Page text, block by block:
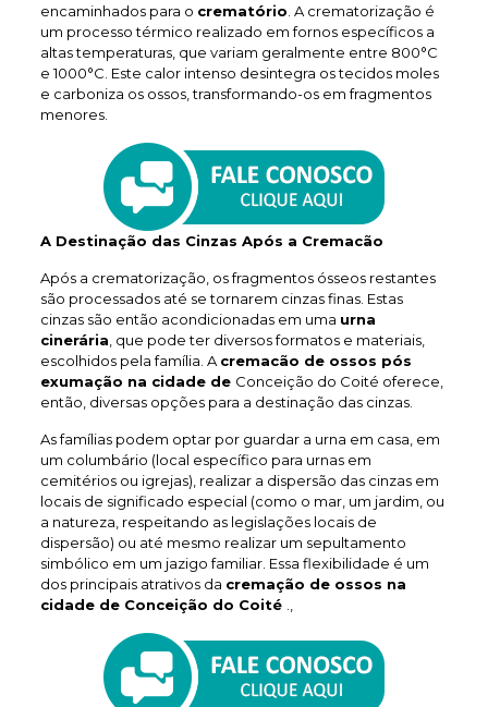
encaminhados para o crematório . A crematorização é
um processo térmico realizado em fornos específicos a
altas temperaturas, que variam geralmente entre 800°C
e 1000°C. Este calor intenso desintegra os tecidos moles
e carboniza os ossos, transformando-os em fragmentos
menores.
A Destinação das Cinzas Após a Cremacão
Após a crematorização, os fragmentos ósseos restantes
são processados até se tornarem cinzas finas. Estas
cinzas são então acondicionadas em uma urna
cinerária , que pode ter diversos formatos e materiais,
escolhidos pela família. A cremacão de ossos pós
exumação na cidade de Conceição do Coité oferece,
então, diversas opções para a destinação das cinzas.
As famílias podem optar por guardar a urna em casa, em
um columbário (local específico para urnas em
cemitérios ou igrejas), realizar a dispersão das cinzas em
locais de significado especial (como o mar, um jardim, ou
a natureza, respeitando as legislações locais de
dispersão) ou até mesmo realizar um sepultamento
simbólico em um jazigo familiar. Essa flexibilidade é um
dos principais atrativos da cremação de ossos na
cidade de Conceição do Coité